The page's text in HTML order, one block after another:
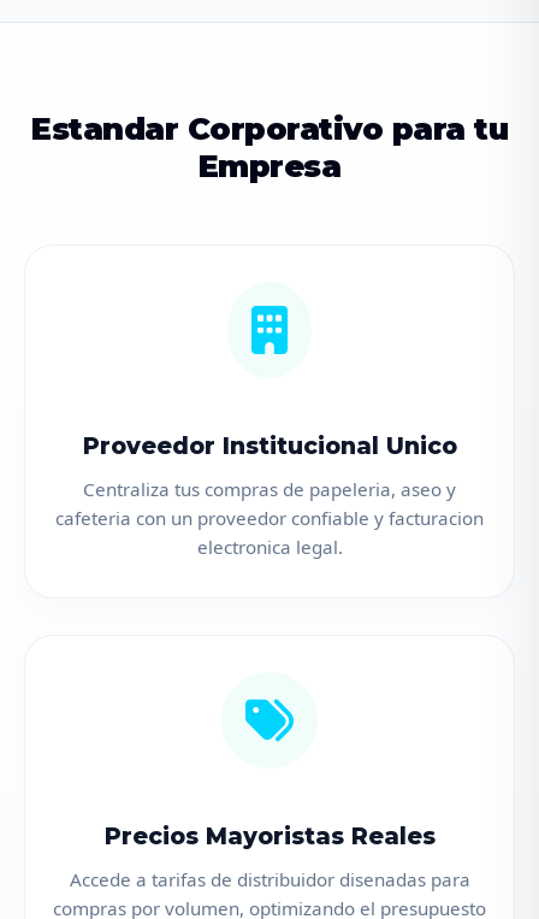
Estandar Corporativo para tu
Empresa
Proveedor Institucional Unico
Centraliza tus compras de papeleria, aseo y
cafeteria con un proveedor confiable y facturacion
electronica legal.
Precios Mayoristas Reales
Accede a tarifas de distribuidor disenadas para
compras por volumen, optimizando el presupuesto